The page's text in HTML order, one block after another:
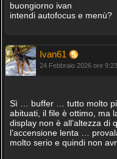
buongiorno ivan
intendi autofocus e menù?
Ivan61
24 Febbraio 2026 ore 9:23
Sì … buffer … tutto molto
abituati, il file è ottimo, ma
display non è all’altezza di
l’accensione lenta …
molto serio e quindi non